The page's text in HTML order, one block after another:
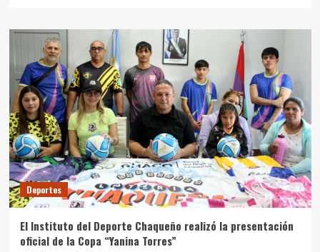
Deportes
El Instituto del Deporte Chaqueño realizó la presentación
oficial de la Copa “Yanina Torres”